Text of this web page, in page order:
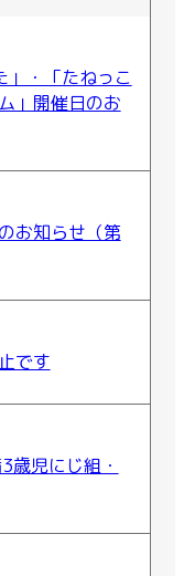
・「たねっこ
」開催日のお
お知らせ（第
です
児にじ組・